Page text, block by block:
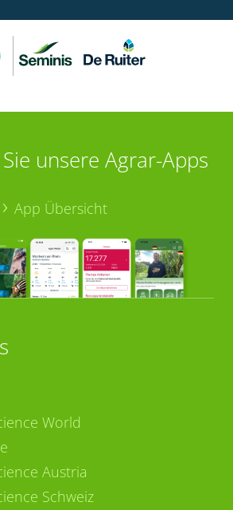
unsere Agrar-Apps
App Übersicht
World
Austria
Schweiz